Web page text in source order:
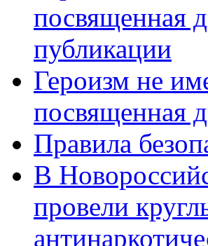
посвященная
публикации
Героизм не
посвященная
Правила
В
провели